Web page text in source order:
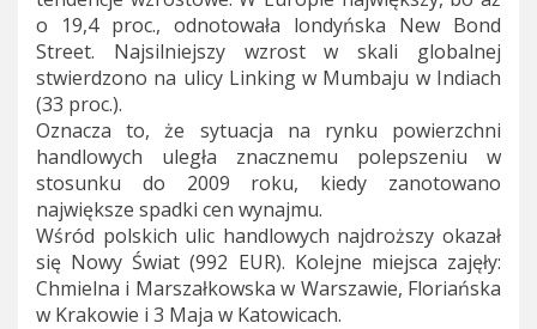
o 19,4 proc., odnotowała londyńska New Bond
Street. Najsilniejszy wzrost w skali globalnej
stwierdzono na ulicy Linking w Mumbaju w Indiach
(33 proc.).
Oznacza to, że sytuacja na rynku powierzchni
handlowych uległa znacznemu polepszeniu w
stosunku do 2009 roku, kiedy zanotowano
największe spadki cen wynajmu.
Wśród polskich ulic handlowych najdroższy okazał
się Nowy Świat (992 EUR). Kolejne miejsca zajęły:
Chmielna i Marszałkowska w Warszawie, Floriańska
w Krakowie i 3 Maja w Katowicach.